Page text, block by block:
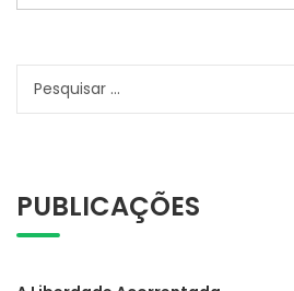
Pesquisar
PUBLICAÇÕES